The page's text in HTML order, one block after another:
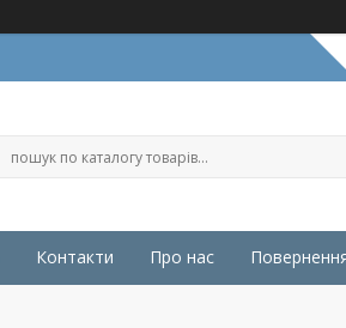
Контакти Про нас